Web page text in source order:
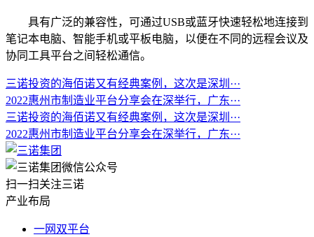
具有广泛的兼容性，可通过USB或蓝牙快速轻松地连接到
笔记本电脑、智能手机或平板电脑，以便在不同的远程会议及
协同工具平台之间轻松通信。
三诺投资的海佰诺又有经典案例，这次是深圳···
2022惠州市制造业平台分享会在深举行，广东···
三诺投资的海佰诺又有经典案例，这次是深圳···
2022惠州市制造业平台分享会在深举行，广东···
扫一扫关注三诺
产业布局
一网双平台